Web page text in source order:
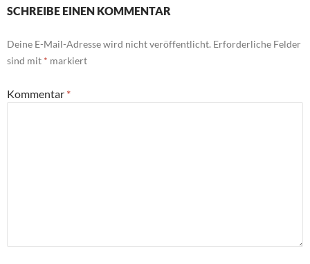
SCHREIBE EINEN KOMMENTAR
Deine E-Mail-Adresse wird nicht veröffentlicht. Erforderliche Felder
sind mit * markiert
Kommentar *